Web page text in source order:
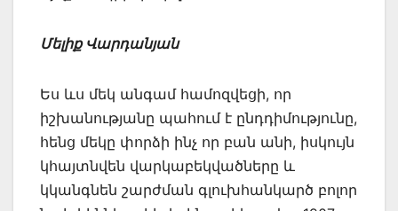
Մելիք Վարդանյան
Ես ևս մեկ անգամ համոզվեցի, որ
իշխանությանը պահում է ընդդիմությունը,
հենց մեկը փորձի ինչ որ բան անի, իսկույն
կհայտնվեն վարկաբեկվածները և
կկանգնեն շարժման գլուխհանկարծ բոլոր